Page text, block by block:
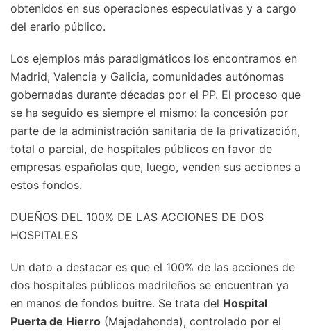
obtenidos en sus operaciones especulativas y a cargo
del erario público.
Los ejemplos más paradigmáticos los encontramos en
Madrid, Valencia y Galicia, comunidades autónomas
gobernadas durante décadas por el PP. El proceso que
se ha seguido es siempre el mismo: la concesión por
parte de la administración sanitaria de la privatización,
total o parcial, de hospitales públicos en favor de
empresas españolas que, luego, venden sus acciones a
estos fondos.
DUEÑOS DEL 100% DE LAS ACCIONES DE DOS
HOSPITALES
Un dato a destacar es que el 100% de las acciones de
dos hospitales públicos madrileños se encuentran ya
en manos de fondos buitre. Se trata del Hospital
Puerta de Hierro (Majadahonda), controlado por el